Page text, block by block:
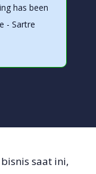
has been
- Sartre
saat ini,